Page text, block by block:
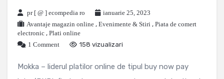
pr [ @ ] ecompedia ro
ianuarie 25, 2023
Avantaje magazin online , Evenimente & Stiri , Piata de comert
electronic , Plati online
1 Comment
158 vizualizari
Mokka – liderul platilor online de tipul buy now pay